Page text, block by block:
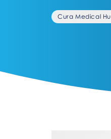
Cura Medical